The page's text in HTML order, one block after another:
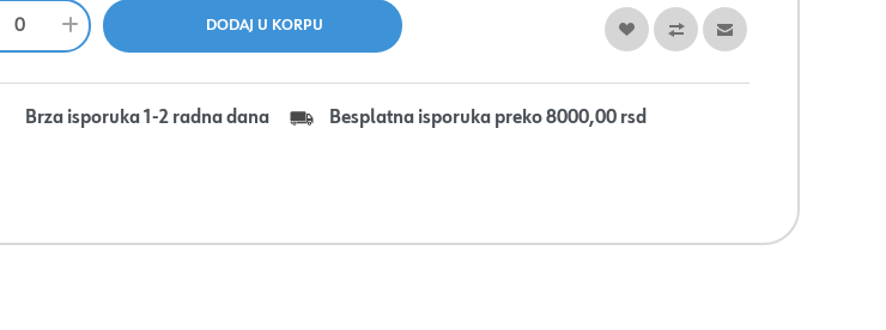
Brza isporuka 1-2 radna dana Besplatna isporuka preko 8000,00 rsd